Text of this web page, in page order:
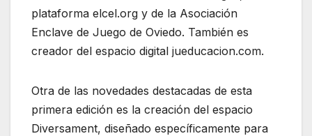
plataforma elcel.org y de la Asociación
Enclave de Juego de Oviedo. También es
creador del espacio digital jueducacion.com.
Otra de las novedades destacadas de esta
primera edición es la creación del espacio
Diversament, diseñado específicamente para